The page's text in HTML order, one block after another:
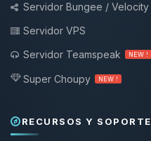
Servidor Bungee / Velocity
Servidor VPS
Servidor Teamspeak
NEW !
Super Choupy NEW !
RECURSOS Y SOPORTE